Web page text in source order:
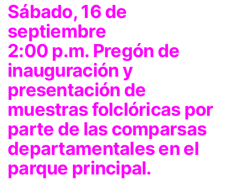
Sábado, 16 de
septiembre
2:00 p.m. Pregón de
inauguración y
presentación de
muestras folclóricas por
parte de las comparsas
departamentales en el
parque principal.